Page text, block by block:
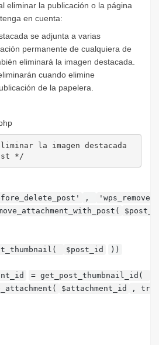
eliminar la publicación o la página
en cuenta:
se adjunta a varias
permanente de cualquiera de
eliminará la imagen destacada.
cuando elimine
de la papelera.
la imagen destacada
*/
,
$post_id
))
= get_post_thumbnail_id(
$attachment_id
,